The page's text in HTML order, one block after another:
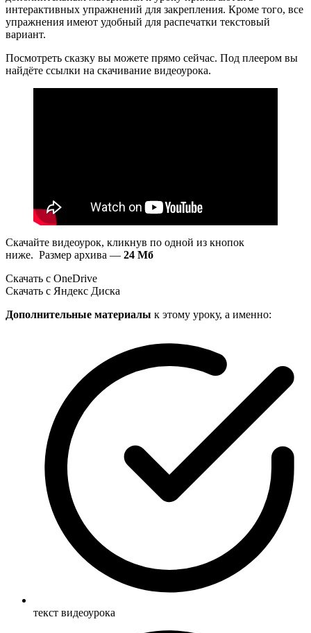
интерактивных упражнений для закрепления. Кроме того, все
упражнения имеют удобный для распечатки текстовый
вариант.
Посмотреть сказку вы можете прямо сейчас. Под плеером вы
найдёте ссылки на скачивание видеоурока.
Скачайте видеоурок, кликнув по одной из кнопок
ниже. Размер архива — 24 Мб
Скачать с OneDrive
Скачать с Яндекс Диска
Дополнительные материалы к этому уроку, а именно:
текст видеоурока